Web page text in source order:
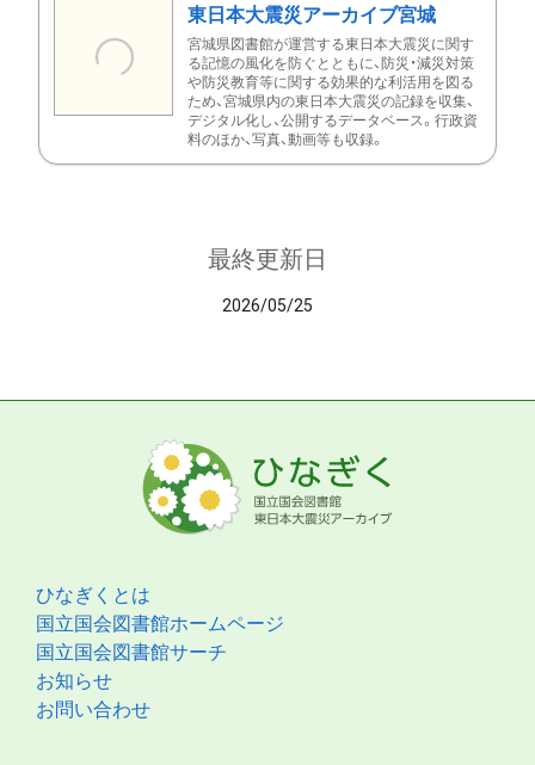
東日本大震災アーカイブ宮城
宮城県図書館が運営する東日本大震災に関す
る記憶の風化を防ぐとともに、防災・減災対策
や防災教育等に関する効果的な利活用を図る
ため、宮城県内の東日本大震災の記録を収集、
デジタル化し、公開するデータベース。行政資
料のほか、写真、動画等も収録。
最終更新日
2026/05/25
ひなぎくとは
国立国会図書館ホームページ
国立国会図書館サーチ
お知らせ
お問い合わせ